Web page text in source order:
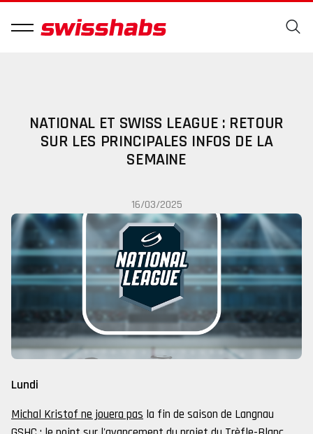
NATIONAL ET SWISS LEAGUE : RETOUR
SUR LES PRINCIPALES INFOS DE LA
SEMAINE
16/03/2025
Lundi
Michal Kristof ne jouera pas la fin de saison de Langnau